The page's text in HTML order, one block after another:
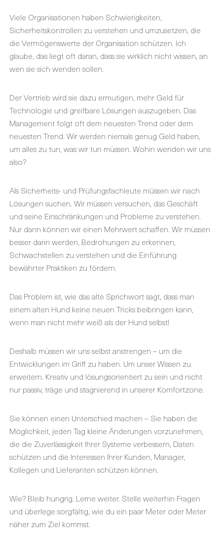
Viele Organisationen haben Schwierigkeiten,
Sicherheitskontrollen zu verstehen und umzusetzen, die
die Vermögenswerte der Organisation schützen. Ich
glaube, das liegt oft daran, dass sie wirklich nicht wissen, an
wen sie sich wenden sollen.
Der Vertrieb wird sie dazu ermutigen, mehr Geld für
Technologie und greifbare Lösungen auszugeben. Das
Management folgt oft dem neuesten Trend oder dem
neuesten Trend. Wir werden niemals genug Geld haben,
um alles zu tun, was wir tun müssen. Wohin wenden wir uns
also?
Als Sicherheits- und Prüfungsfachleute müssen wir nach
Lösungen suchen. Wir müssen versuchen, das Geschäft
und seine Einschränkungen und Probleme zu verstehen.
Nur dann können wir einen Mehrwert schaffen. Wir müssen
besser darin werden, Bedrohungen zu erkennen,
Schwachstellen zu verstehen und die Einführung
bewährter Praktiken zu fördern.
Das Problem ist, wie das alte Sprichwort sagt, dass man
einem alten Hund keine neuen Tricks beibringen kann,
wenn man nicht mehr weiß als der Hund selbst!
Deshalb müssen wir uns selbst anstrengen – um die
Entwicklungen im Griff zu haben. Um unser Wissen zu
erweitern. Kreativ und lösungsorientiert zu sein und nicht
nur passiv, träge und stagnierend in unserer Komfortzone.
Sie können einen Unterschied machen – Sie haben die
Möglichkeit, jeden Tag kleine Änderungen vorzunehmen,
die die Zuverlässigkeit Ihrer Systeme verbessern, Daten
schützen und die Interessen Ihrer Kunden, Manager,
Kollegen und Lieferanten schützen können.
Wie? Bleib hungrig. Lerne weiter. Stelle weiterhin Fragen
und überlege sorgfältig, wie du ein paar Meter oder Meter
näher zum Ziel kommst.